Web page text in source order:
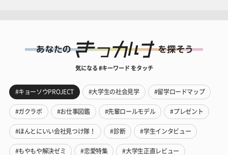
気になる #キーワード をタッチ
#キョーソウPROJECT #大学生の社会見学 #留学ロードマップ
#ガクラボ #お仕事図鑑 #先輩ロールモデル #プレゼント
#ほんとにいい会社見つけ隊！ #診断 #学生インタビュー
#もやもや解決ゼミ #恋愛特集 #大学生正直レビュー